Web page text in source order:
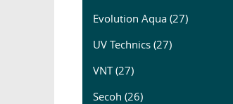
Evolution Aqua (27)
UV Technics (27)
VNT (27)
Secoh (26)